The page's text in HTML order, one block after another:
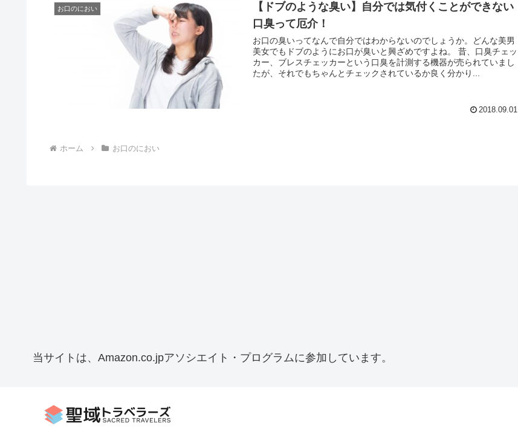
お口のにおい
【ドブのような臭い】自分では気付くことができない
口臭って厄介！
お口の臭いってなんで自分ではわからないのでしょうか。どんな美男
美女でもドブのようにお口が臭いと興ざめですよね。 昔、口臭チェッ
カー、ブレスチェッカーという口臭を計測する機器が売られていまし
たが、それでもちゃんとチェックされているか良く分かり...
2018.09.01
ホーム お口のにおい
当サイトは、Amazon.co.jpアソシエイト・プログラムに参加しています。